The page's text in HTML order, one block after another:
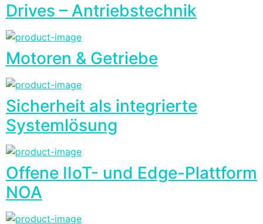
Drives – Antriebstechnik
Motoren & Getriebe
Sicherheit als integrierte
Systemlösung
Offene IIoT- und Edge-Plattform
NOA